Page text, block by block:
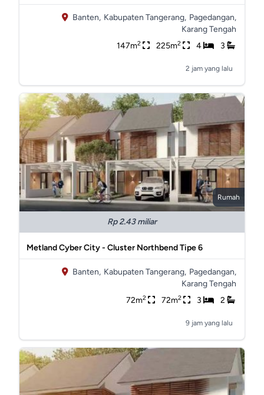
Banten, Kabupaten Tangerang, Pagedangan,
Karang Tengah
147m2 225m2 4 3
2 jam yang lalu
Rumah
Rp 2.43 miliar
Metland Cyber City - Cluster Northbend Tipe 6
Banten, Kabupaten Tangerang, Pagedangan,
Karang Tengah
72m2 72m2 3 2
9 jam yang lalu